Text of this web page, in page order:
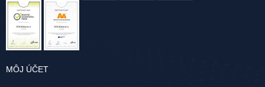
MÔJ ÚČET